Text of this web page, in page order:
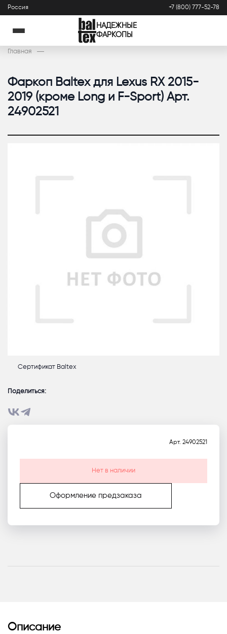
Россия +7 (800) 777-52-78
НАДЕЖНЫЕ
ФАРКОПЫ
Главная
Фаркоп Baltex для Lexus RX 2015-
2019 (кроме Long и F-Sport) Арт.
24902521
Сертификат Baltex
Поделиться:
Арт. 24902521
Нет в наличии
Оформление предзаказа
Описание